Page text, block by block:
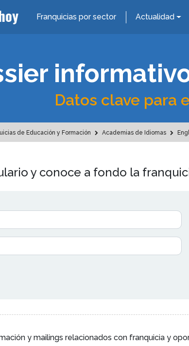
Franquicias por sector Actualidad
Datos clave para
de Educación y Formación Academias de Idiomas
y conoce a fondo la
y mailings relacionados con franquicia y